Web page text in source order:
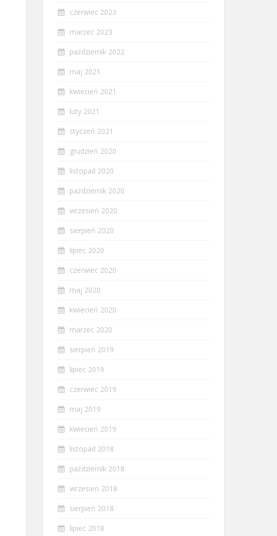
czerwiec 2023
marzec 2023
październik 2022
maj 2021
kwiecień 2021
luty 2021
styczeń 2021
grudzień 2020
listopad 2020
październik 2020
wrzesień 2020
sierpień 2020
lipiec 2020
czerwiec 2020
maj 2020
kwiecień 2020
marzec 2020
sierpień 2019
lipiec 2019
czerwiec 2019
maj 2019
kwiecień 2019
listopad 2018
październik 2018
wrzesień 2018
sierpień 2018
lipiec 2018